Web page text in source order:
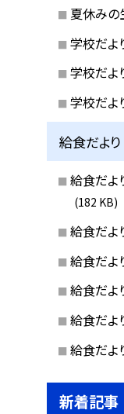
夏休みの
学校だよ
学校だよ
学校だよ
給食だより
給食だよ
(182 KB)
給食だよ
給食だよ
給食だよ
給食だよ
給食だよ
新着記事